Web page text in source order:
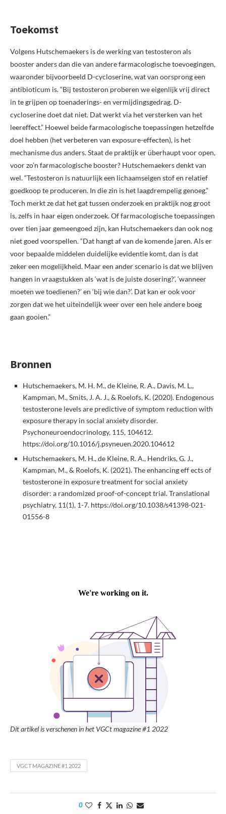
Toekomst
Volgens Hutschemaekers is de werking van testosteron als
booster anders dan die van andere farmacologische toevoegingen,
waaronder bijvoorbeeld D-cycloserine, wat van oorsprong een
antibioticum is. “Bij testosteron proberen we eigenlijk vrij direct
in te grijpen op toenaderings- en vermijdingsgedrag. D-
cycloserine doet dat niet. Dat werkt via het versterken van het
leereffect.” Hoewel beide farmacologische toepassingen hetzelfde
doel hebben (het verbeteren van exposure-effecten), is het
mechanisme dus anders. Staat de praktijk er überhaupt voor open,
voor zo’n farmacologische booster? Hutschemaekers denkt van
wel. “Testosteron is natuurlijk een lichaamseigen stof en relatief
goedkoop te produceren. In die zin is het laagdrempelig genoeg.”
Toch merkt ze dat het gat tussen onderzoek en praktijk nog groot
is, zelfs in haar eigen onderzoek. Of farmacologische toepassingen
over tien jaar gemeengoed zijn, kan Hutschemaekers dan ook nog
niet goed voorspellen. “Dat hangt af van de komende jaren. Als er
voor bepaalde middelen duidelijke evidentie komt, dan is dat
zeker een mogelijkheid. Maar een ander scenario is dat we blijven
hangen in vraagstukken als ‘wat is de juiste dosering?’, ‘wanneer
moeten we toedienen?’ en ‘bij wie dan?’. Dat kan er ook voor
zorgen dat we het uiteindelijk weer over een hele andere boeg
gaan gooien.”
Bronnen
Hutschemaekers, M. H. M., de Kleine, R. A., Davis, M. L.,
Kampman, M., Smits, J. A. J., & Roelofs, K. (2020). Endogenous
testosterone levels are predictive of symptom reduction with
exposure therapy in social anxiety disorder.
Psychoneuroendocrinology, 115, 104612.
https://doi.org/10.1016/j.psyneuen.2020.104612
Hutschemaekers, M. H., de Kleine, R. A., Hendriks, G. J.,
Kampman, M., & Roelofs, K. (2021). The enhancing eff ects of
testosterone in exposure treatment for social anxiety
disorder: a randomized proof-of-concept trial. Translational
psychiatry, 11(1), 1-7. https://doi.org/10.1038/s41398-021-
01556-8
Dit artikel is verschenen in het VGCt magazine #1 2022
VGCT MAGAZINE #1 2022
0